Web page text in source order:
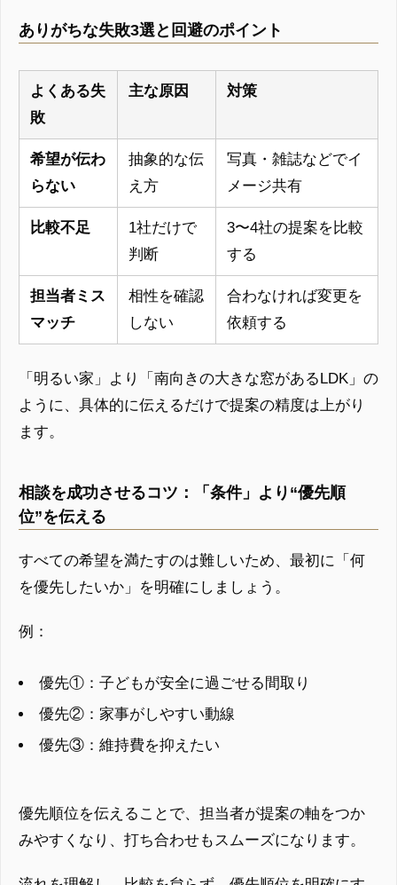
ありがちな失敗3選と回避のポイント
よくある失
敗
主な原因 対策
希望が伝わ
らない
抽象的な伝
え方
写真・雑誌などでイ
メージ共有
比較不足
1社だけで
判断
3〜4社の提案を比較
する
担当者ミス
マッチ
相性を確認
しない
合わなければ変更を
依頼する
「明るい家」より「南向きの大きな窓があるLDK」の
ように、具体的に伝えるだけで提案の精度は上がり
ます。
相談を成功させるコツ：「条件」より“優先順
位”を伝える
すべての希望を満たすのは難しいため、最初に「何
を優先したいか」を明確にしましょう。
例：
優先①：子どもが安全に過ごせる間取り
優先②：家事がしやすい動線
優先③：維持費を抑えたい
優先順位を伝えることで、担当者が提案の軸をつか
みやすくなり、打ち合わせもスムーズになります。